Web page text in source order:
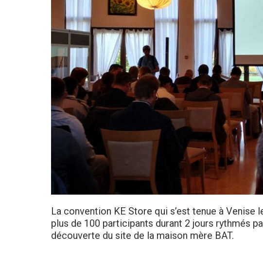
La convention KE Store qui s’est tenue à
plus de 100 participants durant 2 jours rythmés
découverte du site de la maison mère BAT.